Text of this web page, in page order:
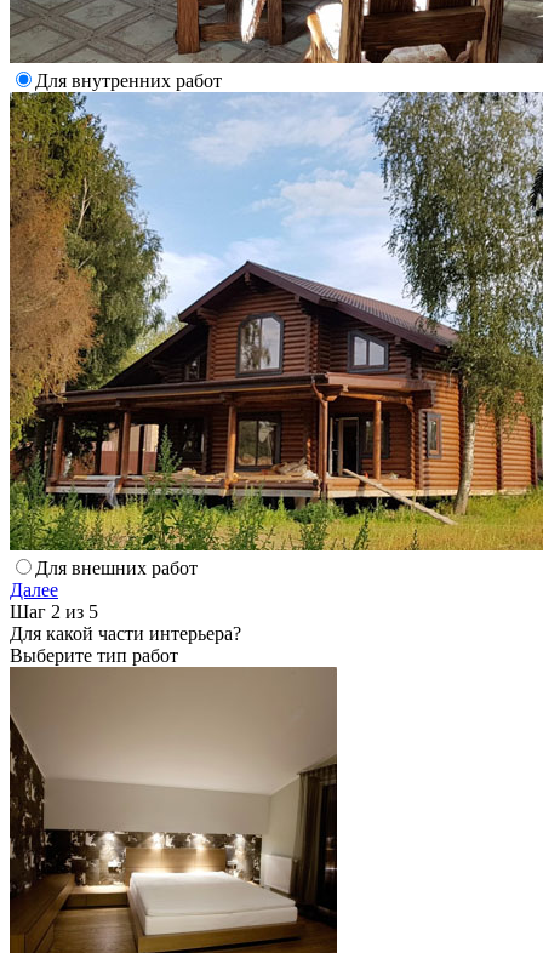
Для внутренних работ
Для внешних работ
Далее
Шаг 2 из 5
Для какой части интерьера?
Выберите тип работ